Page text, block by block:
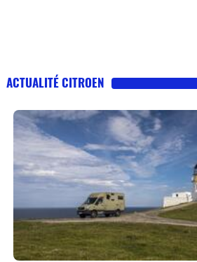
ACTUALITÉ CITROEN